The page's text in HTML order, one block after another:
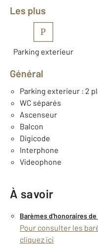
Les plus
P
Parking exterieur
Général
Parking exterieur : 2
WC séparés
Ascenseur
Balcon
Digicode
Interphone
Videophone
À savoir
Barèmes d'honoraires de
Pour consulter les
cliquez ici